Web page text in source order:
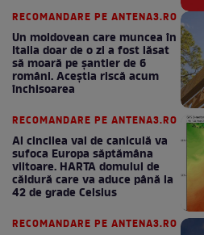
RECOMANDARE PE ANTENA3.RO
Un moldovean care muncea în
Italia doar de o zi a fost lăsat
să moară pe şantier de 6
români. Aceștia riscă acum
închisoarea
RECOMANDARE PE ANTENA3.RO
Al cincilea val de caniculă va
sufoca Europa săptămâna
viitoare. HARTA domului de
căldură care va aduce până la
42 de grade Celsius
RECOMANDARE PE ANTENA3.RO